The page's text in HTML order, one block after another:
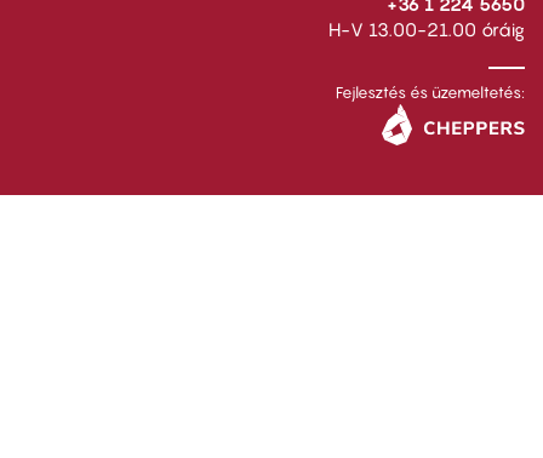
H-V 13.00-21.00 óráig
Fejlesztés és üzemeltetés: